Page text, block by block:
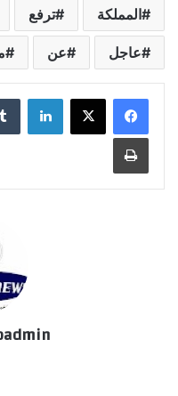
المملكة ترفع
عاجل عن
لينكدإن